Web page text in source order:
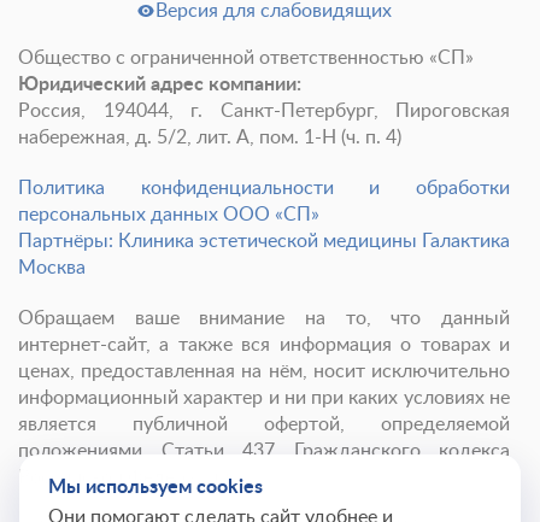
Версия для слабовидящих
Общество с ограниченной ответственностью «СП»
Юридический адрес компании:
Россия, 194044, г. Санкт-Петербург, Пироговская
набережная, д. 5/2, лит. А, пом. 1-Н (ч. п. 4)
Политика конфиденциальности и обработки
персональных данных ООО «СП»
Партнёры: Клиника эстетической медицины Галактика
Москва
Обращаем ваше внимание на то, что данный
интернет-сайт, а также вся информация о товарах и
ценах, предоставленная на нём, носит исключительно
информационный характер и ни при каких условиях не
является публичной офертой, определяемой
положениями Статьи 437 Гражданского кодекса
Российской Федерации.
Мы используем cookies
Они помогают сделать сайт удобнее и